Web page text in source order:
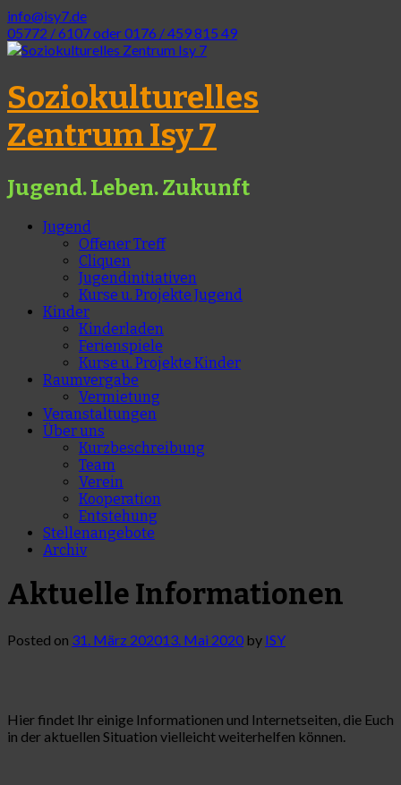
info@isy7.de
05772 / 6107 oder 0176 / 459 815 49
Soziokulturelles
Zentrum Isy 7
Jugend. Leben. Zukunft
Jugend
Offener Treff
Cliquen
Jugendinitiativen
Kurse u. Projekte Jugend
Kinder
Kinderladen
Ferienspiele
Kurse u. Projekte Kinder
Raumvergabe
Vermietung
Veranstaltungen
Über uns
Kurzbeschreibung
Team
Verein
Kooperation
Entstehung
Stellenangebote
Archiv
Aktuelle Informationen
Posted on 31. März 202013. Mai 2020 by ISY
Hier findet Ihr einige Informationen und Internetseiten, die Euch
in der aktuellen Situation vielleicht weiterhelfen können.